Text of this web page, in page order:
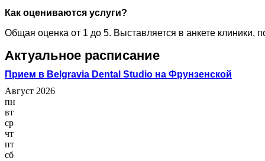
Как оцениваются услуги?
Общая оценка от 1 до 5. Выставляется в анкете клиники,
Актуальное расписание
Прием в Belgravia Dental Studio на Фрунзенской
Август 2026
пн
вт
ср
чт
пт
сб